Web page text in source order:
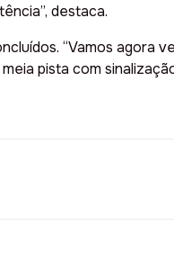
destaca.
“Vamos agora
pista com